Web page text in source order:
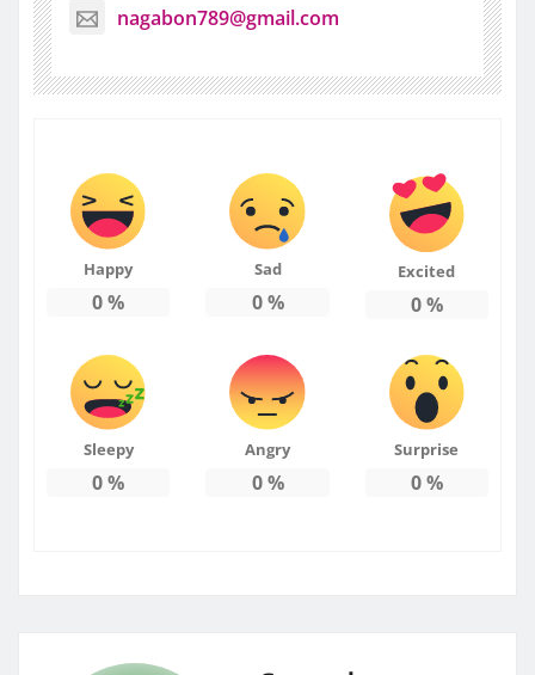
nagabon789@gmail.com
Happy
0%
Sad
0%
Excited
0%
Sleepy
0%
Angry
0%
Surprise
0%